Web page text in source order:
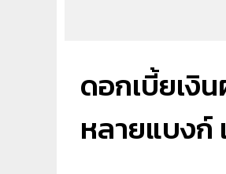
ดอกเบี้ยเงิ
หลายแบงก์